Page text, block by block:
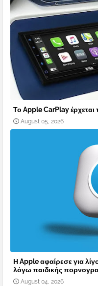
Το Apple CarPlay
August 05, 2026
Η Apple αφαίρεσε για
λόγω παιδικής
August 04, 2026